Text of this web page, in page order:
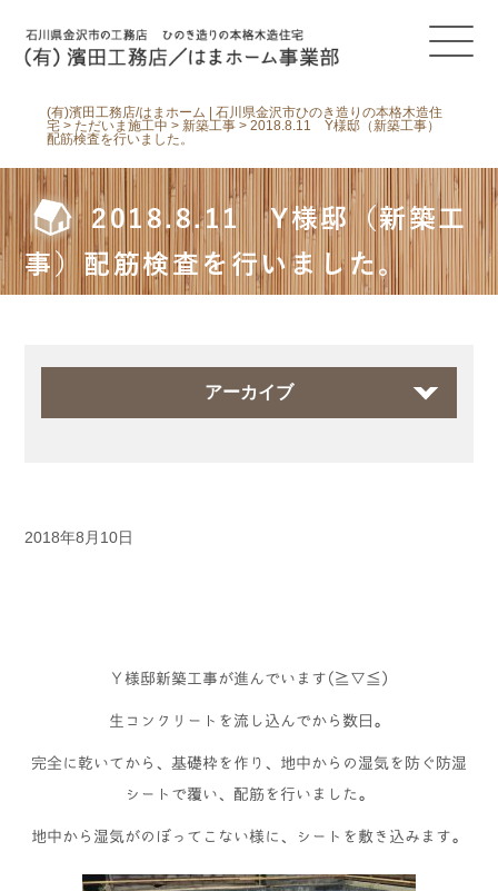
(有)濱田工務店/はまホーム | 石川県金沢市ひのき造りの本格木造住
宅 >ただいま施工中 > 新築工事 >2018.8.11 Y様邸（新築工事）
配筋検査を行いました。
2018.8.11 Y様邸（新築工
事）配筋検査を行いました。
アーカイブ
2018年8月10日
Ｙ様邸新築工事が進んでいます(≧▽≦)
生コンクリートを流し込んでから数日。
完全に乾いてから、基礎枠を作り、地中からの湿気を防ぐ防湿
シートで覆い、配筋を行いました。
地中から湿気がのぼってこない様に、シートを敷き込みます。